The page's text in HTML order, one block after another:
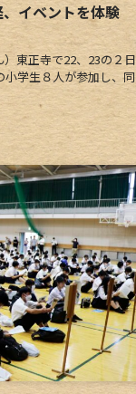
、イベントを体験
東正寺で22、23の２日
学生８人が参加し、同